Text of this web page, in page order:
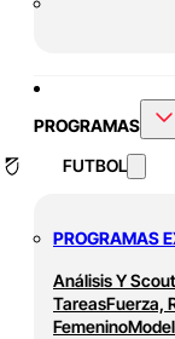
PROGRAMAS
FUTBOL
PROGRAMAS
Análisis Y
TareasFuerza,
Femenino